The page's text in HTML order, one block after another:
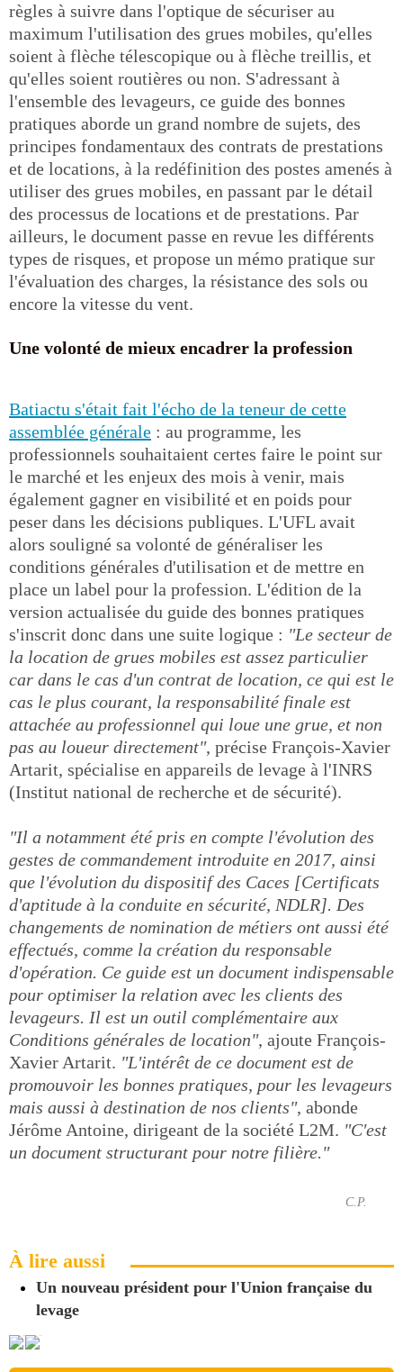
règles à suivre dans l'optique de sécuriser au
maximum l'utilisation des grues mobiles, qu'elles
soient à flèche télescopique ou à flèche treillis, et
qu'elles soient routières ou non. S'adressant à
l'ensemble des levageurs, ce guide des bonnes
pratiques aborde un grand nombre de sujets, des
principes fondamentaux des contrats de prestations
et de locations, à la redéfinition des postes amenés à
utiliser des grues mobiles, en passant par le détail
des processus de locations et de prestations. Par
ailleurs, le document passe en revue les différents
types de risques, et propose un mémo pratique sur
l'évaluation des charges, la résistance des sols ou
encore la vitesse du vent.
Une volonté de mieux encadrer la profession
Batiactu s'était fait l'écho de la teneur de cette
assemblée générale : au programme, les
professionnels souhaitaient certes faire le point sur
le marché et les enjeux des mois à venir, mais
également gagner en visibilité et en poids pour
peser dans les décisions publiques. L'UFL avait
alors souligné sa volonté de généraliser les
conditions générales d'utilisation et de mettre en
place un label pour la profession. L'édition de la
version actualisée du guide des bonnes pratiques
s'inscrit donc dans une suite logique : "Le secteur de
la location de grues mobiles est assez particulier
car dans le cas d'un contrat de location, ce qui est le
cas le plus courant, la responsabilité finale est
attachée au professionnel qui loue une grue, et non
pas au loueur directement", précise François-Xavier
Artarit, spécialise en appareils de levage à l'INRS
(Institut national de recherche et de sécurité).
"Il a notamment été pris en compte l'évolution des
gestes de commandement introduite en 2017, ainsi
que l'évolution du dispositif des Caces [Certificats
d'aptitude à la conduite en sécurité, NDLR]. Des
changements de nomination de métiers ont aussi été
effectués, comme la création du responsable
d'opération. Ce guide est un document indispensable
pour optimiser la relation avec les clients des
levageurs. Il est un outil complémentaire aux
Conditions générales de location", ajoute François-
Xavier Artarit. "L'intérêt de ce document est de
promouvoir les bonnes pratiques, pour les levageurs
mais aussi à destination de nos clients", abonde
Jérôme Antoine, dirigeant de la société L2M. "C'est
un document structurant pour notre filière."
C.P.
À lire aussi
Un nouveau président pour l'Union française du
levage